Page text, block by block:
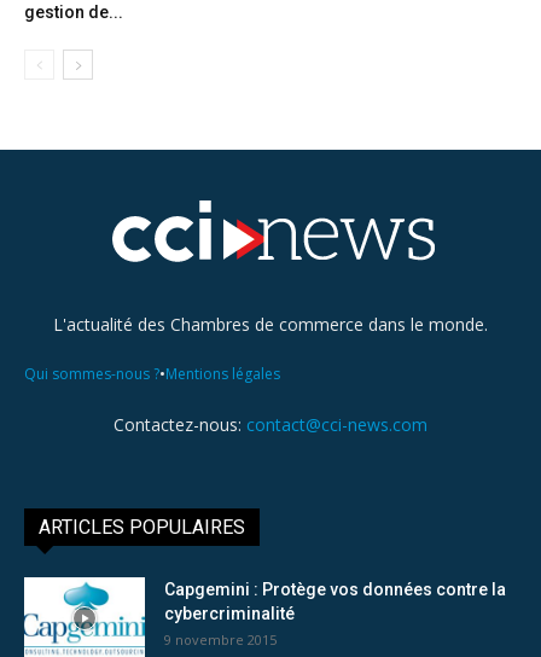
gestion de...
L'actualité des Chambres de commerce dans le monde.
Qui sommes-nous ?•Mentions légales
Contactez-nous: contact@cci-news.com
ARTICLES POPULAIRES
Capgemini : Protège vos données contre la
cybercriminalité
9 novembre 2015